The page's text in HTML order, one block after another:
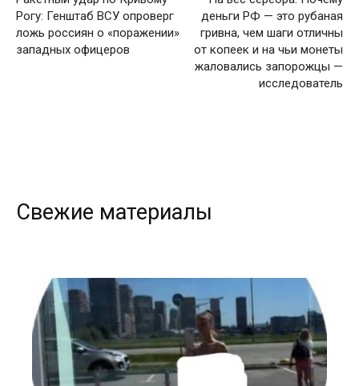
Рогу: Генштаб ВСУ опроверг
ложь россиян о «поражении»
западных офицеров
деньги РФ — это рубаная
гривна, чем шаги отличны
от копеек и на чьи монеты
жаловались запорожцы —
исследователь
Свежие материалы